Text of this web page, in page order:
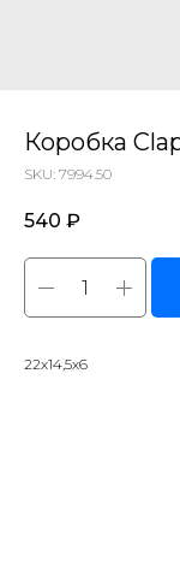
Коробка
SKU: 7994.50
540 ₽
22х14,5х6